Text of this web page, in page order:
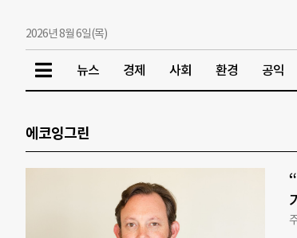
2026년 8월 6일(목)
뉴스 경제 사회 환경 공익
에코잉그린